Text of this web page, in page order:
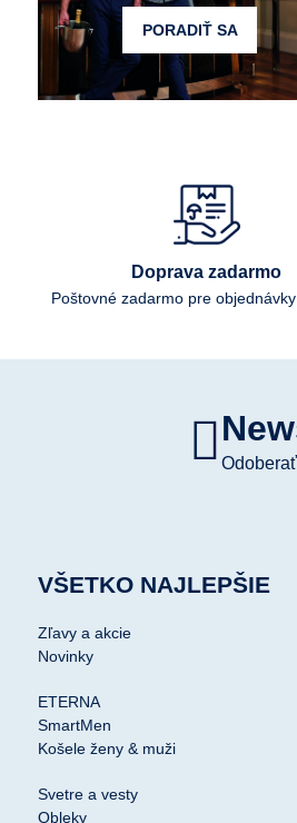
PORADIŤ SA
Doprava zadarmo
Poštovné zadarmo pre
VŠETKO NAJLEPŠIE
Zľavy a akcie
Novinky
ETERNA
SmartMen
Košele ženy & muži
Svetre a vesty
Obleky